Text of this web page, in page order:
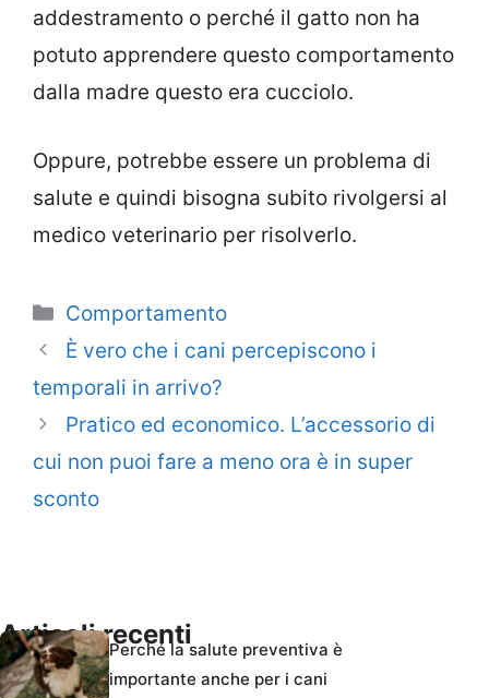
addestramento o perché il gatto non ha
potuto apprendere questo comportamento
dalla madre questo era cucciolo.
Oppure, potrebbe essere un problema di
salute e quindi bisogna subito rivolgersi al
medico veterinario per risolverlo.
Categorie
Comportamento
È vero che i cani percepiscono i
temporali in arrivo?
Pratico ed economico. L’accessorio di
cui non puoi fare a meno ora è in super
sconto
Articoli recentiPerché la salute preventiva è
importante anche per i cani